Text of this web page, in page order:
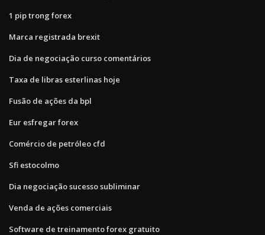
1 pip trong forex
Marca registrada brexit
Dia de negociação curso comentários
Taxa de libras esterlinas hoje
Fusão de ações da bpl
Eur esfregar forex
Comércio de petróleo cfd
Sfi estocolmo
Dia negociação sucesso subliminar
Venda de ações comerciais
Software de treinamento forex gratuito